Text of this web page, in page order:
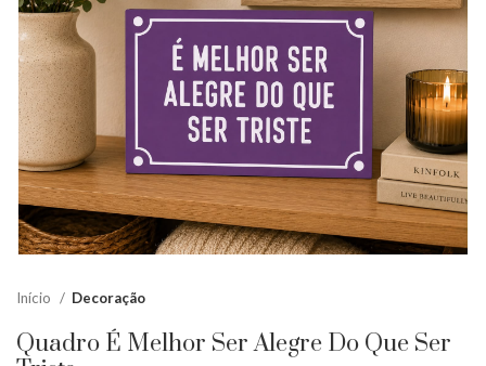
Início Decoração
Quadro É Melhor Ser Alegre Do Que Ser